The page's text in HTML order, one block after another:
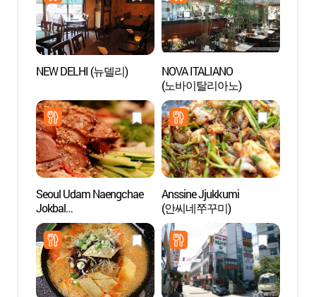
NEW DELHI (뉴델리)
NOVA ITALIANO
(노바이탈리아노)
Seoul Udam Naengchae
Jokbal
(서울우담냉채족발)
Anssine Jjukkumi
(안씨네쭈꾸미)